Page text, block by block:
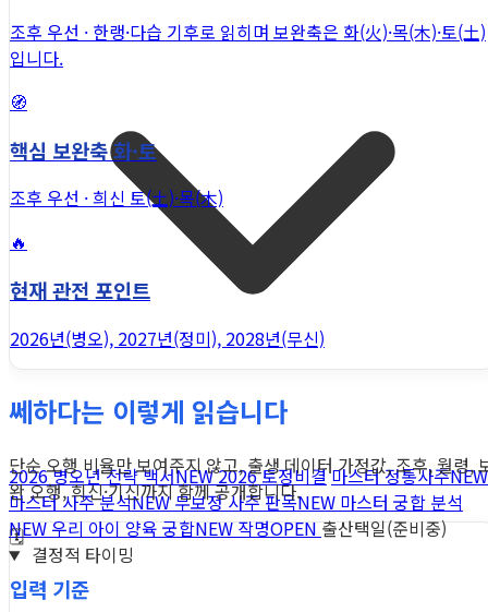
2026 병오년 전략 백서NEW2026 토정비결 마스터 정통사주NEW
마스터 사주 분석NEW 무보정 사주 판독NEW 마스터 궁합 분석
NEW우리 아이 양육 궁합NEW작명OPEN출산택일(준비중)
결정적 타이밍
조후 우선 · 한랭·다습 기후로 읽히며 보완축은 화(火)·목(木)·토(土)
입니다.
🧭
핵심 보완축 화·토
조후 우선 · 희신 토(土)·목(木)
🔥
현재 관전 포인트
2026년(병오), 2027년(정미), 2028년(무신)
쎄하다는 이렇게 읽습니다
단순 오행 비율만 보여주지 않고, 출생 데이터 가정값, 조후, 월령,
완 오행, 희신·기신까지 함께 공개합니다.
🗓️
입력 기준